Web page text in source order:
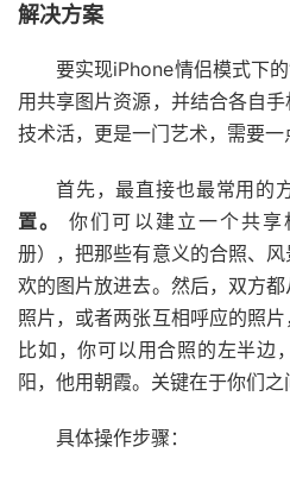
解决方案
要实现iPhone情侣模式下
用共享图片资源，并结合各自
技术活，更是一门艺术，需要一
首先，最直接也最常用的
置。
你们可以建立一个共
册），把那些有意义的合照、
欢的图片放进去。然后，双方
照片，或者两张互相呼应的照片
比如，你可以用合照的左半边
阳，他用朝霞。关键在于你们之
具体操作步骤：